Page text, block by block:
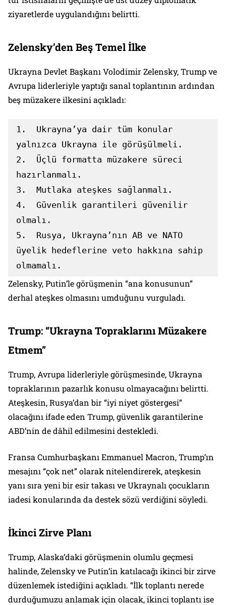
ziyaretlerde uygulandığını belirtti.
Zelensky’den Beş Temel İlke
Ukrayna Devlet Başkanı Volodimir Zelensky, Trump ve
Avrupa liderleriyle yaptığı sanal toplantının ardından
beş müzakere ilkesini açıkladı:
1.  Ukrayna’ya dair tüm konular
yalnızca Ukrayna ile görüşülmeli.
2.  Üçlü formatta müzakere süreci
hazırlanmalı.
3.  Mutlaka ateşkes sağlanmalı.
4.  Güvenlik garantileri güvenilir
olmalı.
5.  Rusya, Ukrayna’nın AB ve NATO
üyelik hedeflerine veto hakkına sahip
olmamalı.
Zelensky, Putin’le görüşmenin “ana konusunun”
derhal ateşkes olmasını umduğunu vurguladı.
Trump: “Ukrayna Topraklarını Müzakere
Etmem”
Trump, Avrupa liderleriyle görüşmesinde, Ukrayna
topraklarının pazarlık konusu olmayacağını belirtti.
Ateşkesin, Rusya’dan bir “iyi niyet göstergesi”
olacağını ifade eden Trump, güvenlik garantilerine
ABD’nin de dâhil edilmesini destekledi.
Fransa Cumhurbaşkanı Emmanuel Macron, Trump’ın
mesajını “çok net” olarak nitelendirerek, ateşkesin
yanı sıra yeni bir esir takası ve Ukraynalı çocukların
iadesi konularında da destek sözü verdiğini söyledi.
İkinci Zirve Planı
Trump, Alaska’daki görüşmenin olumlu geçmesi
halinde, Zelensky ve Putin’in katılacağı ikinci bir zirve
düzenlemek istediğini açıkladı. “İlk toplantı nerede
durduğumuzu anlamak için olacak, ikinci toplantı ise